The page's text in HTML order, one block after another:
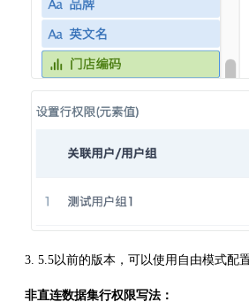
3. 5.5以前的版本，可以使用自由模式配
非直连数据集行权限写法：